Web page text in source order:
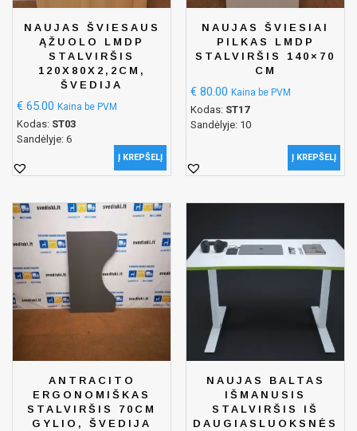
NAUJAS ŠVIESAUS
ĄŽUOLO LMDP
STALVIRŠIS
120X80X2,2CM,
ŠVEDIJA
€ 65.00 Kaina be PVM
Kodas: ST03
Sandėlyje: 6
Į KREPŠELĮ
NAUJAS ŠVIESIAI
PILKAS LMDP
STALVIRŠIS 140×70
CM
€ 80.00 Kaina be PVM
Kodas: ST17
Sandėlyje: 10
Į KREPŠELĮ
ANTRACITO
ERGONOMIŠKAS
STALVIRŠIS 70CM
GYLIO, ŠVEDIJA
NAUJAS BALTAS
IŠMANUSIS
STALVIRŠIS IŠ
DAUGIASLUOKSNĖS